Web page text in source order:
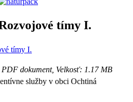
tímy I.
PDF dokument, Velkosť: 1.17 MB